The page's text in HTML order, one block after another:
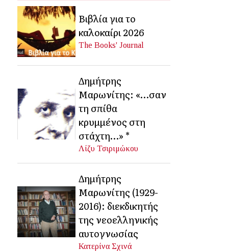
Βιβλία για το
καλοκαίρι 2026
The Books' Journal
Δημήτρης
Μαρωνίτης: «…σαν
τη σπίθα
κρυμμένος στη
στάχτη…» *
Λίζυ Τσιριμώκου
Δημήτρης
Μαρωνίτης (1929-
2016): διεκδικητής
της νεοελληνικής
αυτογνωσίας
Κατερίνα Σχινά